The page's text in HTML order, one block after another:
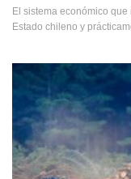
El sistema económico
Estado chileno y